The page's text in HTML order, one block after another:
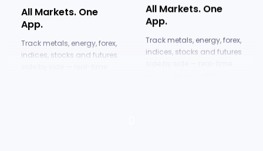
All Markets. One
App.
Track metals, energy, forex,
indices, stocks and futures
All Markets. One
App.
Track metals, energy, forex,
indices, stocks and futures